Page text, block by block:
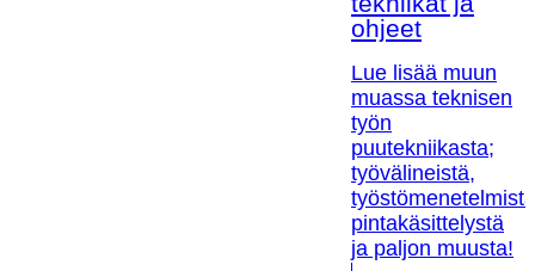
ohjeet
Lue lisää muun
muassa teknisen
työn
puutekniikasta;
työvälineistä,
pintakäsittelystä
ja paljon muusta!